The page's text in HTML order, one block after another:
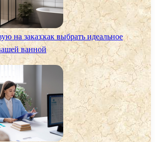
на заказ:как выбрать идеальное
ванной